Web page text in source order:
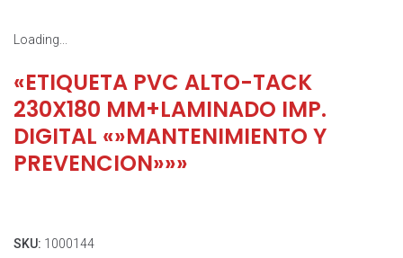
Loading...
«ETIQUETA PVC ALTO-TACK
230X180 MM+LAMINADO IMP.
DIGITAL «»MANTENIMIENTO Y
PREVENCION»»»
SKU: 1000144